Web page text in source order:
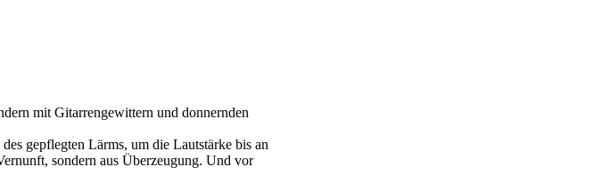
mit Gitarrengewittern und donnernden
gepflegten Lärms, um die Lautstärke bis an
sondern aus Überzeugung. Und vor